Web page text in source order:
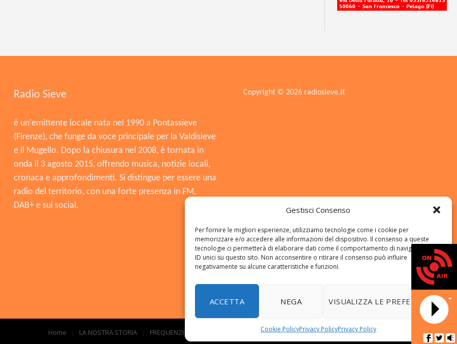
Gestisci Consenso
Per fornire le migliori esperienze, utilizziamo tecnologie come i cookie per
memorizzare e/o accedere alle informazioni del dispositivo. Il consenso a queste
tecnologie ci permetterà di elaborare dati come il comportamento di navigazione o
ID unici su questo sito. Non acconsentire o ritirare il consenso può influire
negativamente su alcune caratteristiche e funzioni.
ACCETTA NEGA VISUALIZZA LE PREFERENZE
Cookie PolicyPrivacy PolicyPrivacy Policy
Radio Sieve
è un'emittente locale nata nel 1990 a Pontassieve
(Firenze), che funge da voce principale per la Valdisieve
e il Mugello. Dopo la chiusura nel 2008, è tornata in
onda il 3 agosto 2015, offrendo musica, notizie locali,
cronaca e approfondimenti. Si distingue per essere una
radio del territorio, con una forte presenza in FM,
DAB+ e sui social.
Copyright © 2026 radiosieve.it
Home LA NOSTRA STORIA FREQUENZE Programmi Riascolta il Notiziario locale Amici Viola
Radio